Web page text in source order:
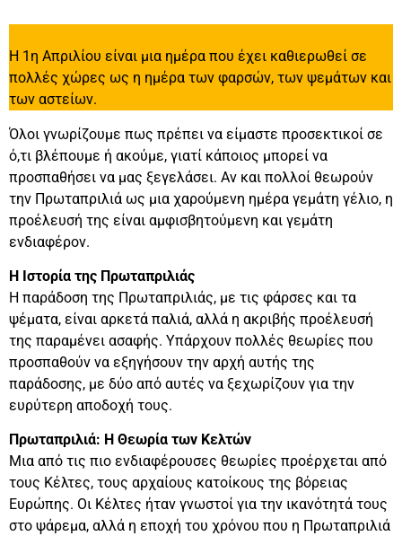
Η 1η Απριλίου είναι μια ημέρα που έχει καθιερωθεί σε
πολλές χώρες ως η ημέρα των φαρσών, των ψεμάτων και
των αστείων.
Όλοι γνωρίζουμε πως πρέπει να είμαστε προσεκτικοί σε
ό,τι βλέπουμε ή ακούμε, γιατί κάποιος μπορεί να
προσπαθήσει να μας ξεγελάσει. Αν και πολλοί θεωρούν
την Πρωταπριλιά ως μια χαρούμενη ημέρα γεμάτη γέλιο, η
προέλευσή της είναι αμφισβητούμενη και γεμάτη
ενδιαφέρον.
Η Ιστορία της Πρωταπριλιάς
Η παράδοση της Πρωταπριλιάς, με τις φάρσες και τα
ψέματα, είναι αρκετά παλιά, αλλά η ακριβής προέλευσή
της παραμένει ασαφής. Υπάρχουν πολλές θεωρίες που
προσπαθούν να εξηγήσουν την αρχή αυτής της
παράδοσης, με δύο από αυτές να ξεχωρίζουν για την
ευρύτερη αποδοχή τους.
Πρωταπριλιά: Η Θεωρία των Κελτών
Μια από τις πιο ενδιαφέρουσες θεωρίες προέρχεται από
τους Κέλτες, τους αρχαίους κατοίκους της βόρειας
Ευρώπης. Οι Κέλτες ήταν γνωστοί για την ικανότητά τους
στο ψάρεμα, αλλά η εποχή του χρόνου που η Πρωταπριλιά